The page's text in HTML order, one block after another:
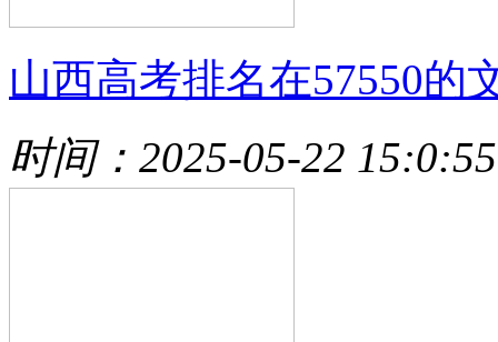
山西高考排名在57550的
时间：2025-05-22 15:0:55